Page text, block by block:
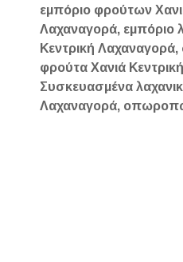
εμπόριο φρούτων
Λαχαναγορά, εμπόριο
Κεντρική
φρούτα Χανιά
Συσκευασμένα
Λαχαναγορά,